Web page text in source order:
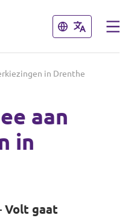
Sluiten
Sluiten
in Drenthe
aan
in
Volt gaat